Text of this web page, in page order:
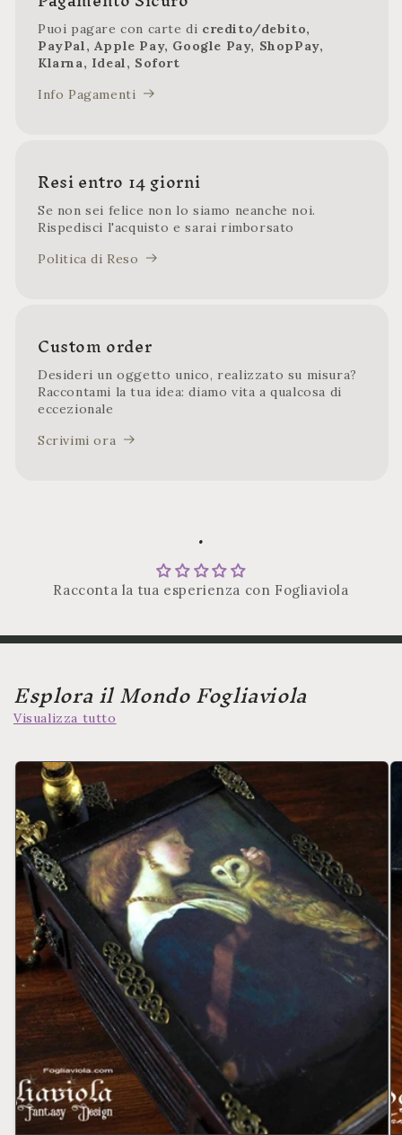
Puoi pagare con carte di credito/debito,
PayPal, Apple Pay, Google Pay, ShopPay,
Klarna, Ideal, Sofort
Info Pagamenti
Resi entro 14 giorni
Se non sei felice non lo siamo neanche noi.
Rispedisci l'acquisto e sarai rimborsato
Politica di Reso
Custom order
Desideri un oggetto unico, realizzato su misura?
Raccontami la tua idea: diamo vita a qualcosa di
eccezionale
Scrivimi ora
.
Racconta la tua esperienza con Fogliaviola
Esplora il Mondo Fogliaviola
Visualizza tutto